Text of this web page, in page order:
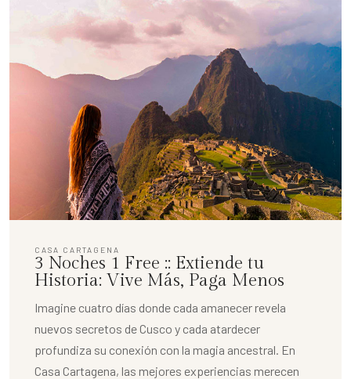
CASA CARTAGENA
3 Noches 1 Free :: Extiende tu
Historia: Vive Más, Paga Menos
Imagine cuatro días donde cada amanecer revela
nuevos secretos de Cusco y cada atardecer
profundiza su conexión con la magia ancestral. En
Casa Cartagena, las mejores experiencias merecen